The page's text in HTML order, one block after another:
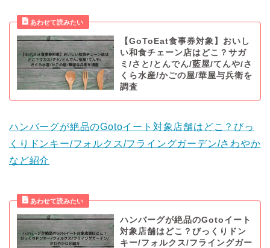
【GoToEat食事券対象】おいし
い和食チェーン店はどこ？サガ
ミ/さと/とんでん/藍屋/てんや/さ
くら水産/かごの屋/華屋与兵衛を
調査
ハンバーグが絶品のGotoイート対象店舗はどこ？びっ
くりドンキー/フォルクス/フライングガーデン/さわやか
など紹介
ハンバーグが絶品のGotoイート
対象店舗はどこ？びっくりドン
キー/フォルクス/フライングガー